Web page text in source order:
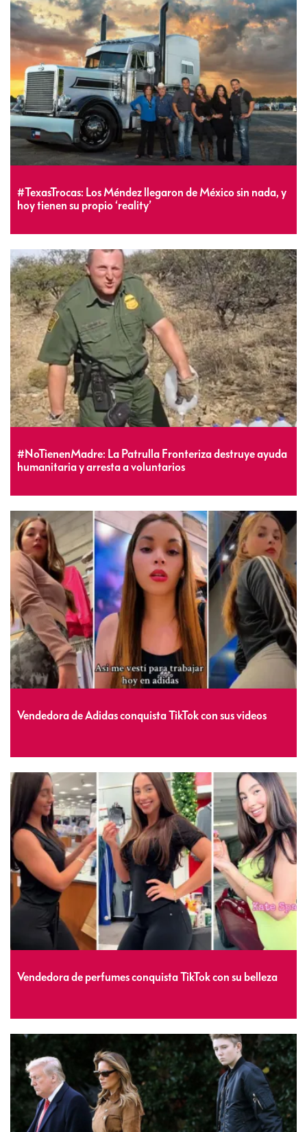
#TexasTrocas: Los Méndez llegaron de México sin nada, y
hoy tienen su propio ‘reality’
#NoTienenMadre: La Patrulla Fronteriza destruye ayuda
humanitaria y arresta a voluntarios
Vendedora de Adidas conquista TikTok con sus videos
Vendedora de perfumes conquista TikTok con su belleza